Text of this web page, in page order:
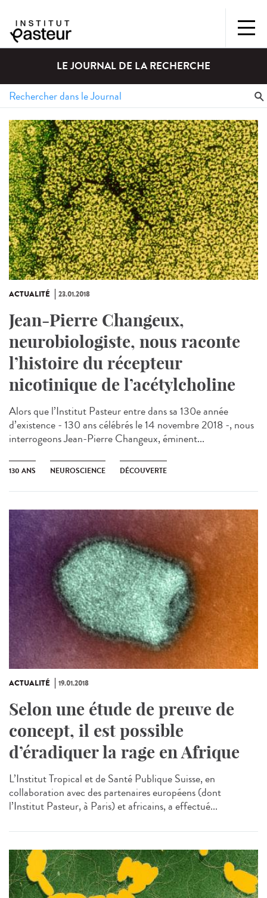
LE JOURNAL DE LA RECHERCHE
ACTUALITÉ 23.01.2018
Jean-Pierre Changeux,
neurobiologiste, nous raconte
l’histoire du récepteur
nicotinique de l’acétylcholine
Alors que l’Institut Pasteur entre dans sa 130e année
d’existence - 130 ans célébrés le 14 novembre 2018 -, nous
interrogeons Jean-Pierre Changeux, éminent...
130 ANS NEUROSCIENCE DÉCOUVERTE
ACTUALITÉ 19.01.2018
Selon une étude de preuve de
concept, il est possible
d’éradiquer la rage en Afrique
L’Institut Tropical et de Santé Publique Suisse, en
collaboration avec des partenaires européens (dont
l’Institut Pasteur, à Paris) et africains, a effectué...